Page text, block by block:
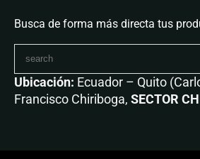
Busca de forma más directa tus
Ubicación: Ecuador – Quito
Francisco Chiriboga, SECTOR